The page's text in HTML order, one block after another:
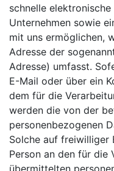
schnelle
Unternehmen sowie
mit uns ermöglichen,
Adresse der
Adresse) umfasst.
E-Mail oder über ein
dem für die
werden die von der
personenbezogenen
Solche auf freiwilliger
Person an den für die
übermittelten